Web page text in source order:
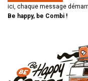
ici, chaque message
Be happy, be Combi !